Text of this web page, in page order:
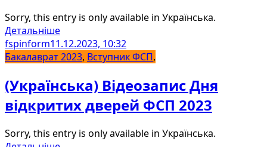
Sorry, this entry is only available in Українська.
Детальніше
fspinform11.12.2023, 10:32
Бакалаврат 2023, Вступник ФСП,
(Українська) Відеозапис Дня
відкритих дверей ФСП 2023
Sorry, this entry is only available in Українська.